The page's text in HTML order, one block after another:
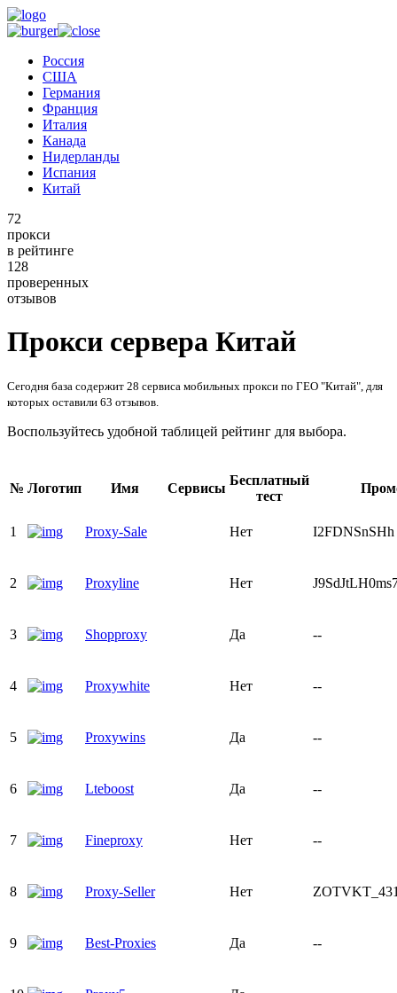
Россия
США
Германия
Франция
Италия
Канада
Нидерланды
Испания
Китай
72
прокси
в рейтинге
128
проверенных
отзывов
Прокси сервера Китай
Сегодня база содержит 28 сервиса мобильных прокси по ГЕО "Китай", для
которых оставили 63 отзывов.
Воспользуйтесь удобной таблицей рейтинг для выбора.
№ Логотип Имя Сервисы
Бесплатный
тест
1 Proxy-Sale Нет I2FDNSnSHh
2 Proxyline Нет
3 Shopproxy Да --
4 Proxywhite Нет --
5 Proxywins Да --
6 Lteboost Да --
7 Fineproxy Нет --
8 Proxy-Seller Нет
9 Best-Proxies Да --